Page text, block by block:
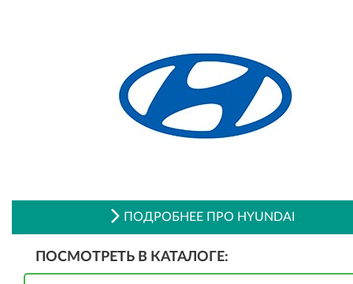
ПОДРОБНЕЕ ПРО HYUNDAI
ПОСМОТРЕТЬ В КАТАЛОГЕ: